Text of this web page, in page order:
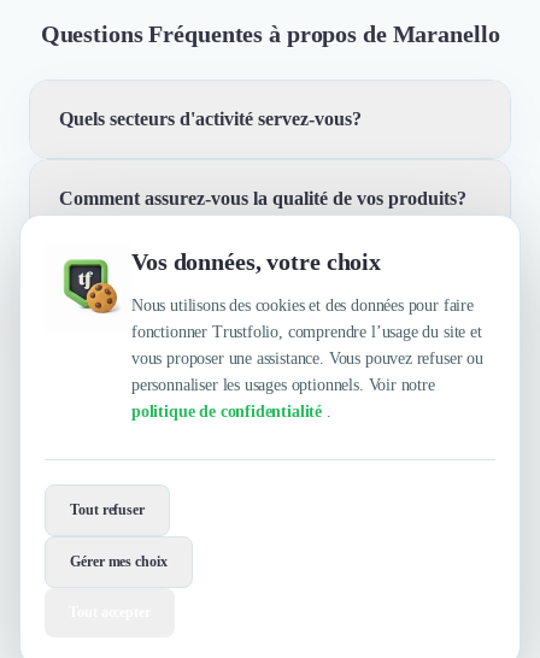
Vos données, votre choix
Nous utilisons des cookies et des données pour faire
fonctionner Trustfolio, comprendre l’usage du site et
vous proposer une assistance. Vous pouvez refuser ou
personnaliser les usages optionnels. Voir notre
politique de confidentialité .
Tout refuser
Gérer mes choix
Questions Fréquentes à propos de Maranello
Quels secteurs d'activité servez-vous?
Nous travaillons avec des entreprises des secteurs de
la banque, entre autres. Notre expertise couvre la
production sur mesure en Asie, la connaissance
approfondie des matières premières et la gestion des
Comment assurez-vous la qualité de vos produits?
Nous nous rendons en Chine chaque année pour
sourcer, contrôler et établir de nouveaux partenariats
avec des usines. Cette présence régulière nous permet
de maintenir une compréhension approfondie de la
culture chinoise et des règles commerciales locales.
Quelles sont les principales qualités que leur
reconnaissent leurs clients ?
Trustfolio a authentifié les feedbacks suivants :